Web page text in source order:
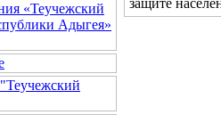
«Теучежский
Адыгея»